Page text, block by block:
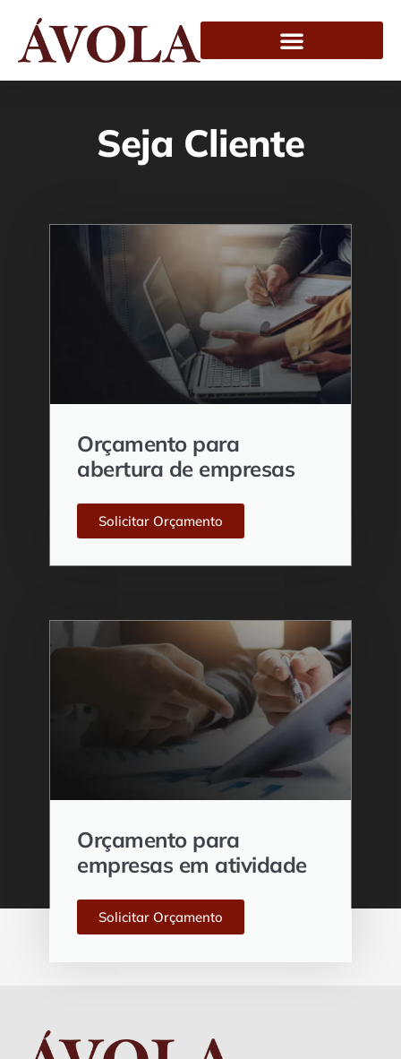
Seja Cliente
Orçamento para
abertura de empresas
Solicitar Orçamento
Orçamento para
empresas em atividade
Solicitar Orçamento